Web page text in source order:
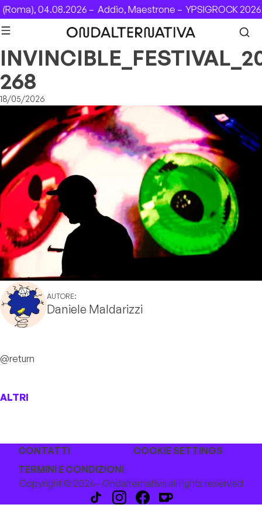
Skip to content
(Roma), 04.08.2026 –Addio, Maestrone –YPSIGROCK
268
18/05/2026
AUTORE:
Daniele Maldarizzi
@return
ALTRI
CONTATTI
COOKIE SETTINGS
TERMINI E CONDIZIONI
Copyright © 2026 - Ondalternativa all rights reserved